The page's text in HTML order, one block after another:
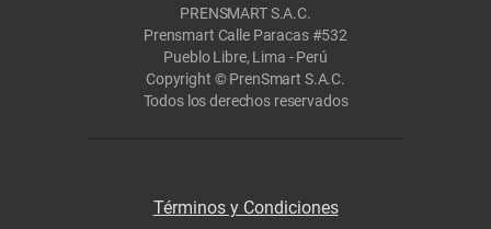
PRENSMART S.A.C.
Prensmart Calle Paracas #532
Pueblo Libre, Lima - Perú
Copyright © PrenSmart S.A.C.
Todos los derechos reservados
Términos y Condiciones